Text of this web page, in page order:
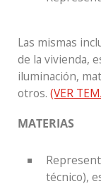
Las mismas
de la vivienda,
iluminación,
otros. (VER
MATERIAS
técnico),